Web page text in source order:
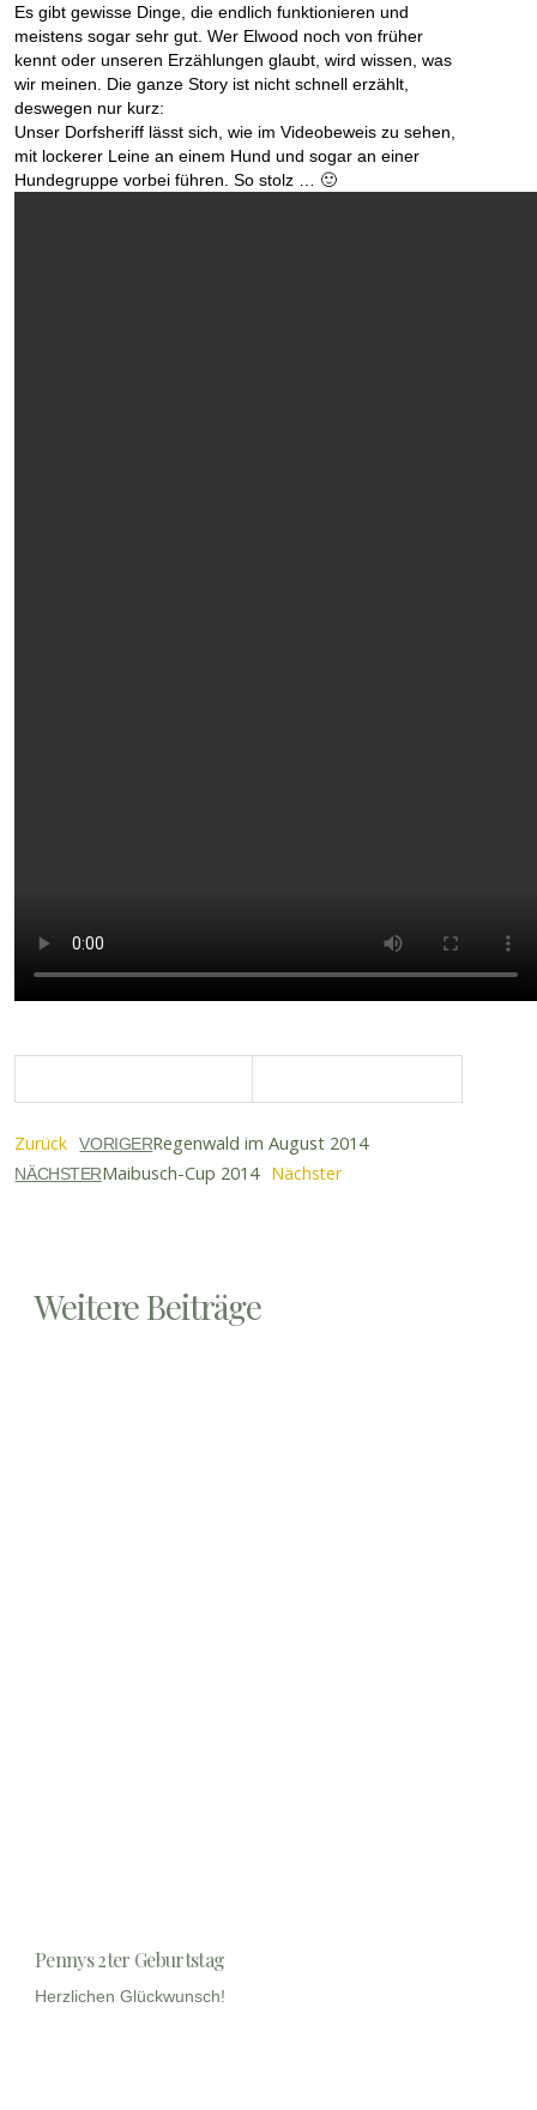
Es gibt gewisse Dinge, die endlich funktionieren und
meistens sogar sehr gut. Wer Elwood noch von früher
kennt oder unseren Erzählungen glaubt, wird wissen, was
wir meinen. Die ganze Story ist nicht schnell erzählt,
deswegen nur kurz:
Unser Dorfsheriff lässt sich, wie im Videobeweis zu sehen,
mit lockerer Leine an einem Hund und sogar an einer
Hundegruppe vorbei führen. So stolz … 🙂
Zurück VORIGERRegenwald im August 2014
NÄCHSTERMaibusch-Cup 2014 Nächster
Weitere Beiträge
Pennys 2ter Geburtstag
Herzlichen Glückwunsch!